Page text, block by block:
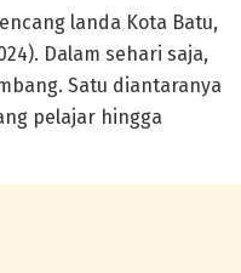
landa Kota Batu,
Dalam sehari saja,
Satu diantaranya
pelajar hingga